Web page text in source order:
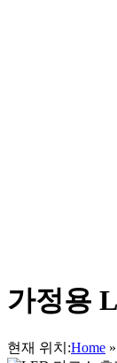
가정용
현재 위치:Home »